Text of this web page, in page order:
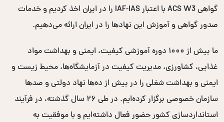
گواهی ACS W3 با اعتبار IAF-IAS را در ایران اخذ کردیم و خدمات
صدور گواهی و آموزش این نهادها را در ایران ارائه می‌دهیم.
ما بیش از ۱۰۰۰ دوره آموزشی کیفیت، ایمنی و بهداشت مواد
غذایی، کشاورزی، مدیریت کیفیت در آزمایشگاه‌ها، محیط زیست و
ایمنی و بهداشت شغلی را در بیش از ده‌ها نهاد دولتی و صدها
سازمان خصوصی برگزار کرده‌ایم. در طی ۲۶ سال گذشته، در فرآیند
استانداردسازی کشور حضور فعال داشته‌ایم و با موفقیت به